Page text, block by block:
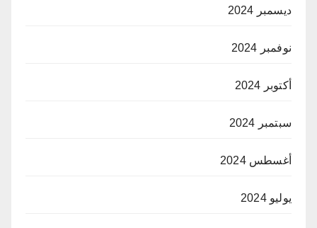
ديسمبر 2024
نوفمبر 2024
أكتوبر 2024
سبتمبر 2024
أغسطس 2024
يوليو 2024